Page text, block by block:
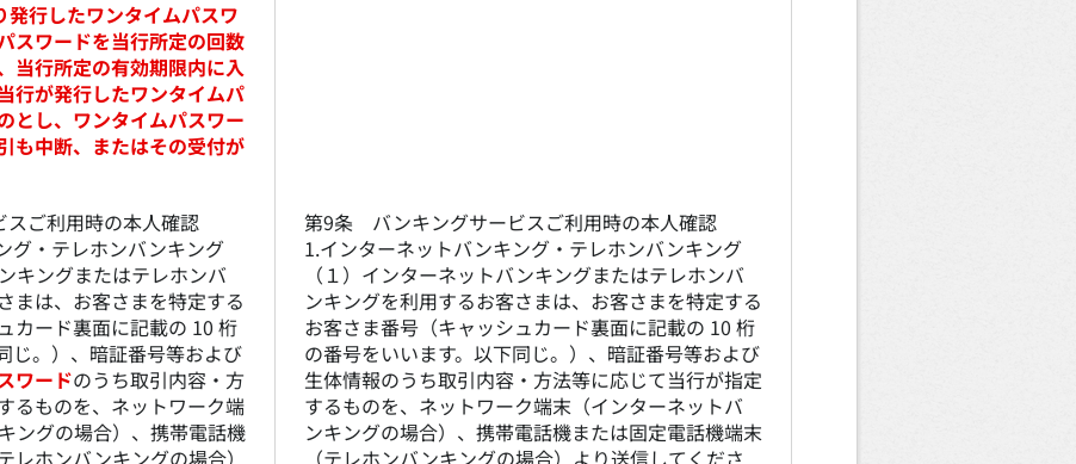
行したワンタイムパスワ
スワードを当行所定の回数
当行所定の有効期限内に入
行が発行したワンタイムパ
とし、ワンタイムパスワー
も中断、またはその受付が
ご利用時の本人確認
グ・テレホンバンキング
キングまたはテレホンバ
まは、お客さまを特定する
カード裏面に記載の 10 桁
じ。）、暗証番号等および
ワードのうち取引内容・方
るものを、ネットワーク端
ングの場合）、携帯電話機
レホンバンキングの場合）
第9条 バンキングサービスご利用時の本人確認
1.インターネットバンキング・テレホンバンキング
（１）インターネットバンキングまたはテレホンバ
ンキングを利用するお客さまは、お客さまを特定する
お客さま番号（キャッシュカード裏面に記載の 10 桁
の番号をいいます。以下同じ。）、暗証番号等および
生体情報のうち取引内容・方法等に応じて当行が指定
するものを、ネットワーク端末（インターネットバ
ンキングの場合）、携帯電話機または固定電話機端末
（テレホンバンキングの場合）より送信してくださ